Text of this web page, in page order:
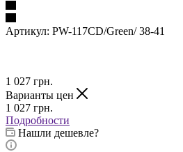
Артикул: PW-117CD/Green/ 38-41
1 027 грн.
Варианты цен
1 027 грн.
Подробности
Нашли дешевле?